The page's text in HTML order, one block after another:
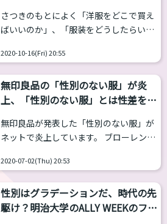
でみんないけるよ、もっと選択肢を多く
持ってみない？」 Ｍサイズまでしかない
レディースの洋服サイズ ユニクロ、GU
のような一部の店舗を除いてレディース
の洋服はＳ、Ｍ（または３６，３８と
か、１，２と...
さつきのもとによく「洋服をどこで買え
ばいいのか」、「服装をどうしたらいい
についてはそのうちさつきと考えをまと
めて記事にしようと思いますが、今日は
「その前」の心の持ちようのお話をさつ
きにも目を通して貰いながらお話してい
かった… 洋服が似合う、合うサイズがな
い・・・そうした問題には例外がいま
す。それは、子供です。彼ら彼女たちは
ある程度「似合わない」を吸収してしま
うからです。まだ体格差も少ないですし
ね。 ...
2020-10-16(Fri) 20:55
無印良品の「性別のない服」が炎
上、「性別のない服」とは性差をそ
無印良品が発表した「性別のない服」が
ネットで炎上しています。 ブローレンヂ
@blurorange_jp 無印良品の「性別のな
い服」が炎上してるらしいね。 ブローレ
ンヂに文句つけてくる人は「ジェンダー
フリーっていいながら性差から抜けられ
2020-07-02(Thu) 20:53
性別はグラデーションだ、時代の先
駆け？明治大学のALLY WEEKのファ